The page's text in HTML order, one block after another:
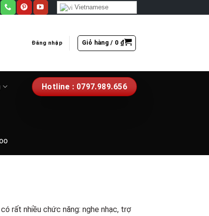
Vietnamese
Đăng nhập Giỏ hàng / 0 ₫
Hotline : 0797.989.656
rất nhiều chức năng: nghe nhạc, trợ